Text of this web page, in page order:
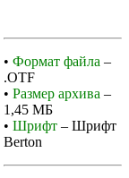
• Формат файла –
.OTF
• Размер архива –
1,45 MБ
• Шрифт – Шрифт
Berton